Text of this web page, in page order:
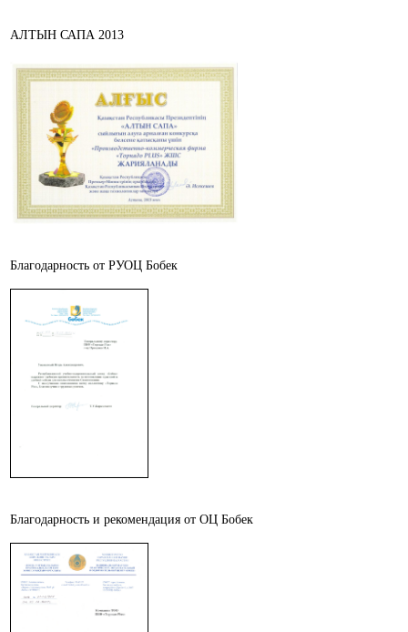
АЛТЫН САПА 2013
Благодарность от РУОЦ Бобек
Благодарность и рекомендация от ОЦ Бобек